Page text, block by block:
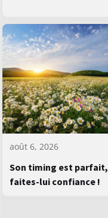
août 6, 2026
Son timing est parfait,
faites-lui confiance !